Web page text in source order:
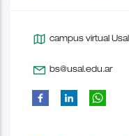
campus virtual Usal
bs@usal.edu.ar